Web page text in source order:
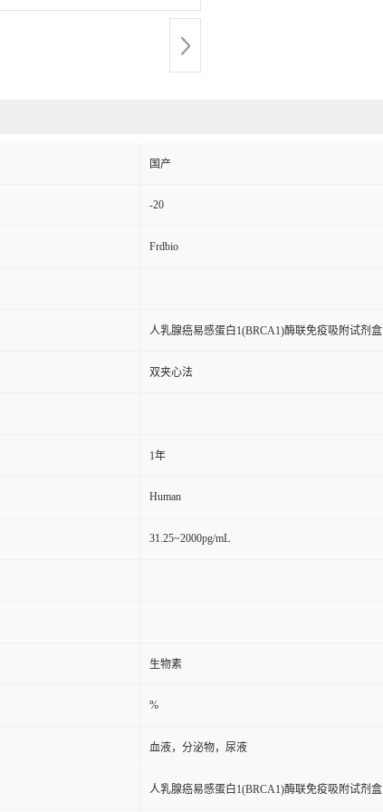
国产
-20
Frdbio
人乳腺癌易感蛋白1(BRCA1)酶联免疫吸附试剂盒
双夹心法
1年
Human
31.25~2000pg/mL
生物素
%
血液，分泌物，尿液
人乳腺癌易感蛋白1(BRCA1)酶联免疫吸附试剂盒